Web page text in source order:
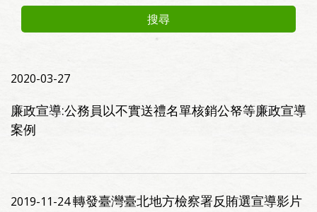
搜尋
2020-03-27
廉政宣導:公務員以不實送禮名單核銷公帑等廉政宣導
案例
2019-11-24轉發臺灣臺北地方檢察署反賄選宣導影片